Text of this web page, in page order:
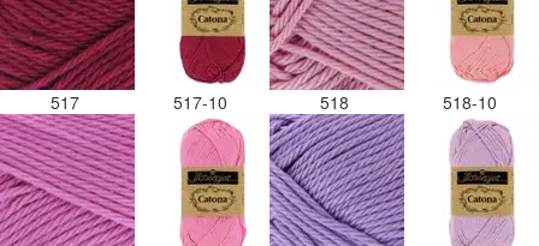
517 517-10 518 518-10